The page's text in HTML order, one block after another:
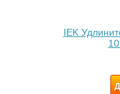
IEK